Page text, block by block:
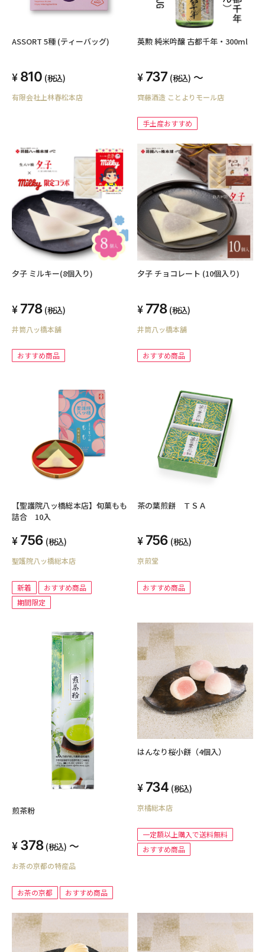
ASSORT 5種 (ティーバッグ)
810 (税込)
有限会社上林春松本店
英勲 純米吟醸 古都千年・300ml
737 (税込) ～
齊藤酒造 ことよりモール店
手土産おすすめ
夕子 ミルキー(8個入り)
778 (税込)
井筒八ッ橋本舗
おすすめ商品
夕子 チョコレート (10個入り)
778 (税込)
井筒八ッ橋本舗
おすすめ商品
【聖護院八ッ橋総本店】旬菓もも
詰合 10入
756 (税込)
聖護院八ッ橋総本店
新着
おすすめ商品
期間限定
茶の葉煎餅 ＴＳＡ
756 (税込)
京煎堂
おすすめ商品
煎茶粉
378 (税込) ～
お茶の京都の特産品
お茶の京都 おすすめ商品
はんなり桜小餅（4個入）
734 (税込)
京橘総本店
一定額以上購入で送料無料
おすすめ商品